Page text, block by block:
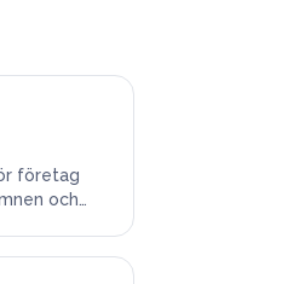
företag
och